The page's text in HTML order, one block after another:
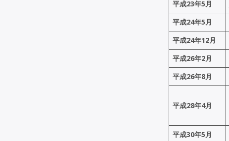
平成23年5月
平成24年5月
平成24年12月
平成26年2月
平成26年8月
平成28年4月
平成30年5月